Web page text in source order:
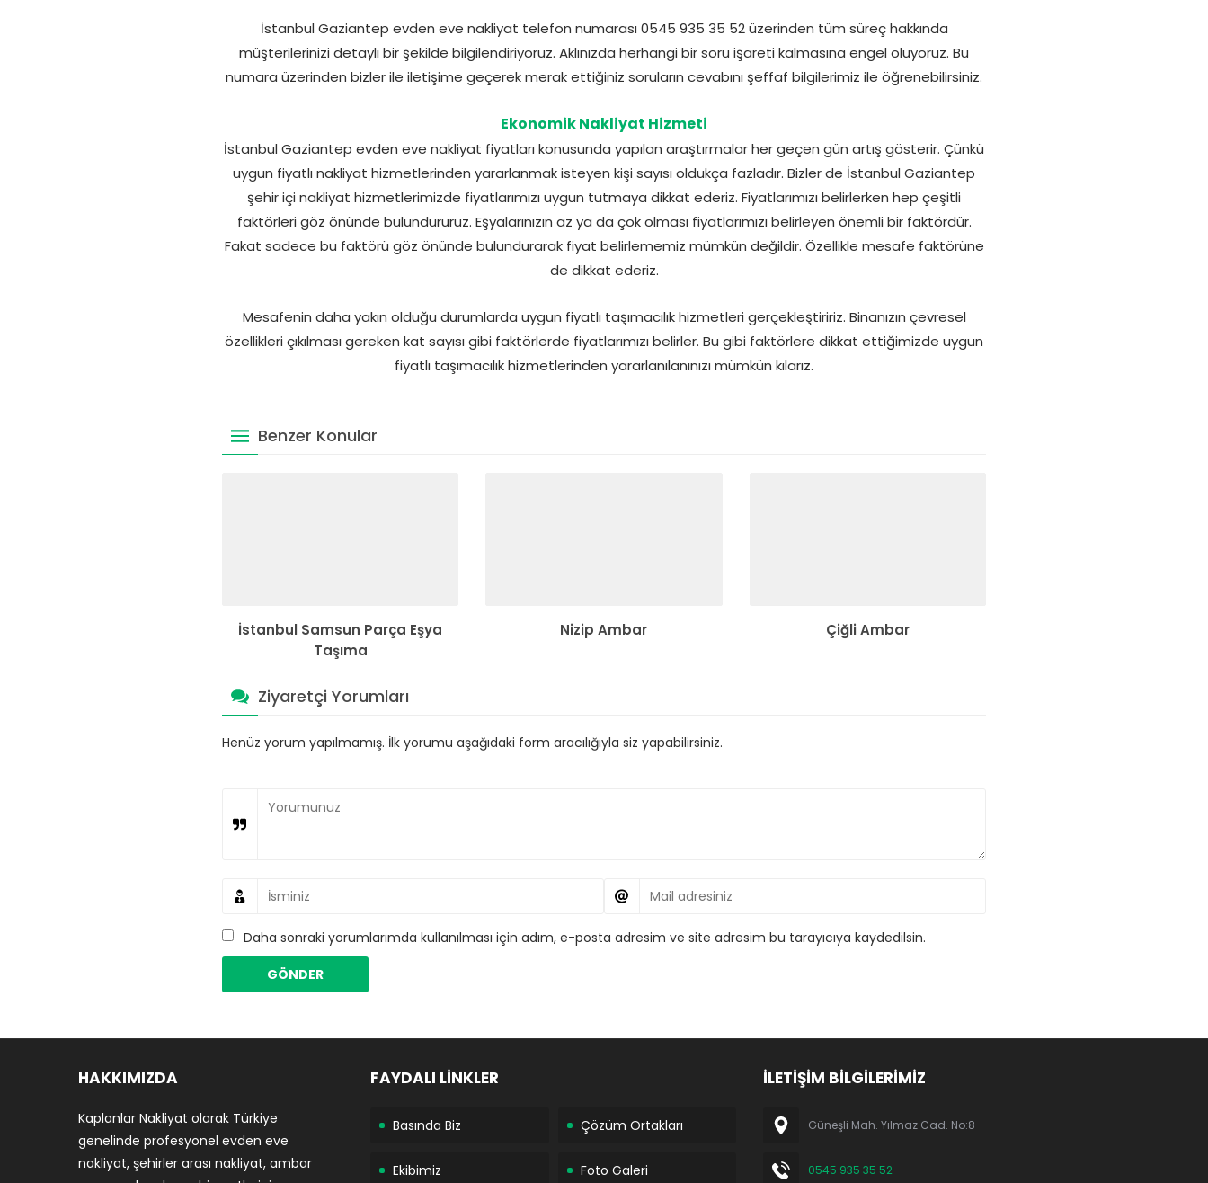
İstanbul Gaziantep evden eve nakliyat telefon numarası 0545 935 35 52 üzerinden tüm süreç hakkında
müşterilerinizi detaylı bir şekilde bilgilendiriyoruz. Aklınızda herhangi bir soru işareti kalmasına engel oluyoruz. Bu
numara üzerinden bizler ile iletişime geçerek merak ettiğiniz soruların cevabını şeffaf bilgilerimiz ile öğrenebilirsiniz.
Ekonomik Nakliyat Hizmeti
İstanbul Gaziantep evden eve nakliyat fiyatları konusunda yapılan araştırmalar her geçen gün artış gösterir. Çünkü
uygun fiyatlı nakliyat hizmetlerinden yararlanmak isteyen kişi sayısı oldukça fazladır. Bizler de İstanbul Gaziantep
şehir içi nakliyat hizmetlerimizde fiyatlarımızı uygun tutmaya dikkat ederiz. Fiyatlarımızı belirlerken hep çeşitli
faktörleri göz önünde bulundururuz. Eşyalarınızın az ya da çok olması fiyatlarımızı belirleyen önemli bir faktördür.
Fakat sadece bu faktörü göz önünde bulundurarak fiyat belirlememiz mümkün değildir. Özellikle mesafe faktörüne
de dikkat ederiz.
Mesafenin daha yakın olduğu durumlarda uygun fiyatlı taşımacılık hizmetleri gerçekleştiririz. Binanızın çevresel
özellikleri çıkılması gereken kat sayısı gibi faktörlerde fiyatlarımızı belirler. Bu gibi faktörlere dikkat ettiğimizde uygun
fiyatlı taşımacılık hizmetlerinden yararlanılanınızı mümkün kılarız.
Benzer Konular
İstanbul Samsun Parça Eşya
Taşıma
Nizip Ambar Çiğli Ambar
Ziyaretçi Yorumları
Henüz yorum yapılmamış. İlk yorumu aşağıdaki form aracılığıyla siz yapabilirsiniz.
Daha sonraki yorumlarımda kullanılması için adım, e-posta adresim ve site adresim bu tarayıcıya kaydedilsin.
HAKKIMIZDA
Kaplanlar Nakliyat olarak Türkiye
genelinde profesyonel evden eve
nakliyat, şehirler arası nakliyat, ambar
FAYDALI LİNKLER
Basında Biz Çözüm Ortakları
Ekibimiz Foto Galeri
İLETİŞİM BİLGİLERİMİZ
Güneşli Mah. Yılmaz Cad. No:8
0545 935 35 52